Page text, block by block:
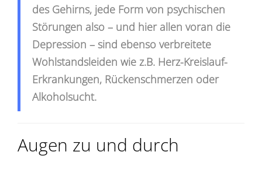
des Gehirns, jede Form von psychischen
Störungen also – und hier allen voran die
Depression – sind ebenso verbreitete
Wohlstandsleiden wie z.B. Herz-Kreislauf-
Erkrankungen, Rückenschmerzen oder
Alkoholsucht.
Augen zu und durch